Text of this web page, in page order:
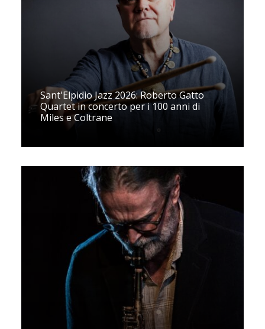
Sant'Elpidio Jazz 2026: Roberto Gatto
Quartet in concerto per i 100 anni di
Miles e Coltrane